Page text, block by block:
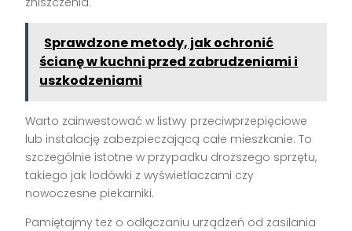
Sprawdzone metody, jak ochronić
ścianę w kuchni przed zabrudzeniami i
uszkodzeniami
Warto zainwestować w listwy przeciwprzepięciowe
lub instalację zabezpieczającą całe mieszkanie. To
szczególnie istotne w przypadku droższego sprzętu,
takiego jak lodówki z wyświetlaczami czy
nowoczesne piekarniki.
Pamiętajmy też o odłączaniu urządzeń od zasilania